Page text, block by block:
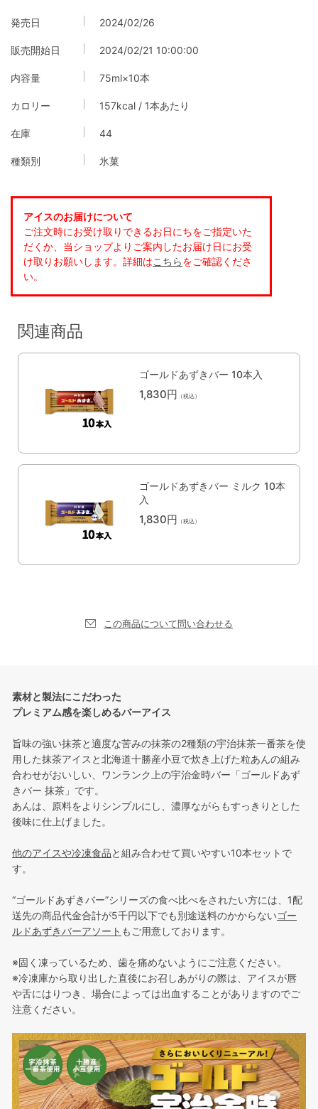
発売日 2024/02/26
販売開始日 2024/02/21 10:00:00
内容量 75ml×10本
カロリー 157kcal / 1本あたり
在庫 44
種類別 氷菓
関連商品
ゴールドあずきバー 10本入
1,830円 （税込）
ゴールドあずきバー ミルク 10本
入
1,830円 （税込）
この商品について問い合わせる
素材と製法にこだわった
プレミアム感を楽しめるバーアイス
旨味の強い抹茶と適度な苦みの抹茶の2種類の宇治抹茶一番茶を使
用した抹茶アイスと北海道十勝産小豆で炊き上げた粒あんの組み
合わせがおいしい、ワンランク上の宇治金時バー「ゴールドあず
きバー 抹茶」です。
あんは、原料をよりシンプルにし、濃厚ながらもすっきりとした
後味に仕上げました。
他のアイスや冷凍食品と組み合わせて買いやすい10本セットで
す。
“ゴールドあずきバー”シリーズの食べ比べをされたい方には、1配
送先の商品代金合計が5千円以下でも別途送料のかからないゴー
ルドあずきバーアソート もご用意しております。
※固く凍っているため、歯を痛めないようにご注意ください。
※冷凍庫から取り出した直後にお召しあがりの際は、アイスが唇
や舌にはりつき、場合によっては出血することがありますのでご
注意ください。
アイスのお届けについて
ご注文時にお受け取りできるお日にちをご指定いた
だくか、当ショップよりご案内したお届け日にお受
け取りお願いします。詳細はこちらをご確認くださ
い。